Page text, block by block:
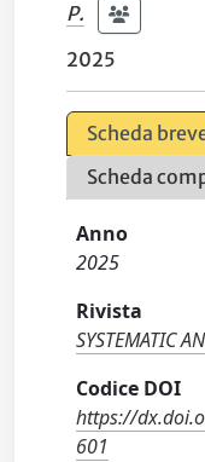
P.
2025
Scheda
Scheda
Anno
2025
Rivista
SYSTEMATIC
Codice DOI
https://
601